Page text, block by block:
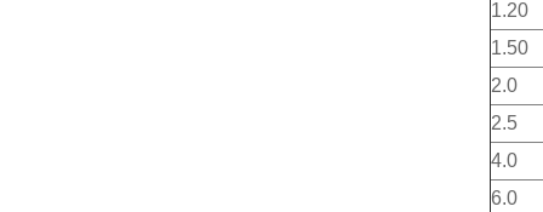
1.20
1.50
2.0
2.5
4.0
6.0